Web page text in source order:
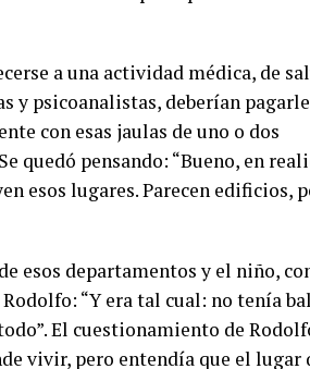
a una actividad médica, de
y psicoanalistas, deberían
con esas jaulas de uno o dos
quedó pensando: “Bueno, en
esos lugares. Parecen edificios,
esos departamentos y el niño,
“Y era tal cual: no tenía
El cuestionamiento de
vivir, pero entendía que el lugar